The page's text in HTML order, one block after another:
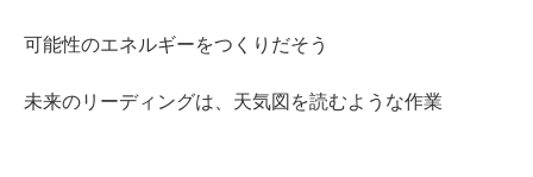
可能性のエネルギーをつくりだそう
未来のリーディングは、天気図を読むような作業